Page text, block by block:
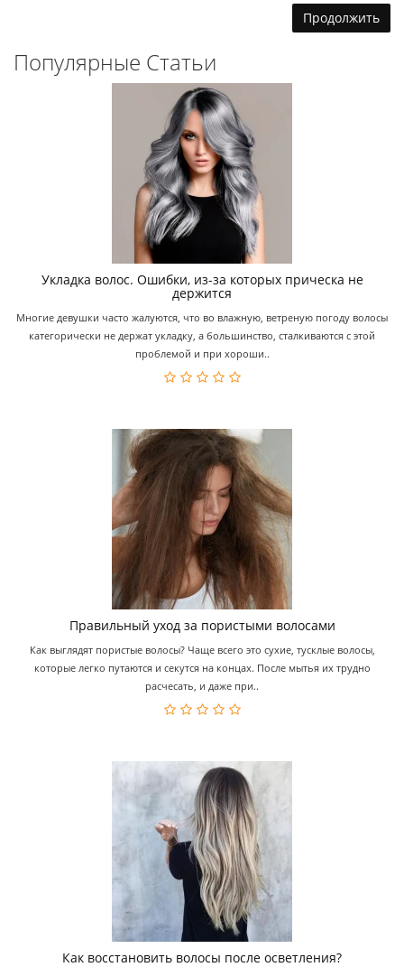
Продолжить
Популярные Статьи
Укладка волос. Ошибки, из-за которых прическа не
держится
Многие девушки часто жалуются, что во влажную, ветреную погоду волосы
категорически не держат укладку, а большинство, сталкиваются с этой
проблемой и при хороши..
Правильный уход за пористыми волосами
Как выглядят пористые волосы? Чаще всего это сухие, тусклые волосы,
которые легко путаются и секутся на концах. После мытья их трудно
расчесать, и даже при..
Как восстановить волосы после осветления?